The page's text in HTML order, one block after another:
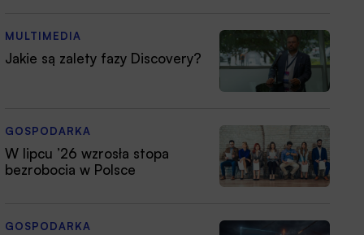
MULTIMEDIA
Jakie są zalety fazy Discovery?
GOSPODARKA
W lipcu ’26 wzrosła stopa
bezrobocia w Polsce
GOSPODARKA